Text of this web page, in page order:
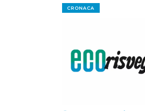
CRONACA